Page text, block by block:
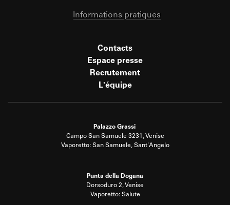
Informations pratiques
Contacts
Espace presse
Recrutement
L'équipe
Palazzo Grassi
Campo San Samuele 3231, Venise
Vaporetto: San Samuele, Sant'Angelo
Punta della Dogana
Dorsoduro 2, Venise
Vaporetto: Salute